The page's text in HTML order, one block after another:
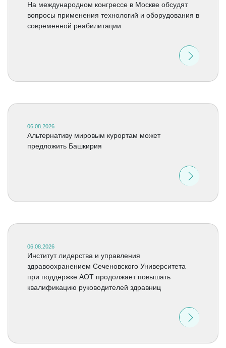
На международном конгрессе в Москве обсудят
вопросы применения технологий и оборудования в
современной реабилитации
06.08.2026
Альтернативу мировым курортам может
предложить Башкирия
06.08.2026
Институт лидерства и управления
здравоохранением Сеченовского Университета
при поддержке АОТ продолжает повышать
квалификацию руководителей здравниц